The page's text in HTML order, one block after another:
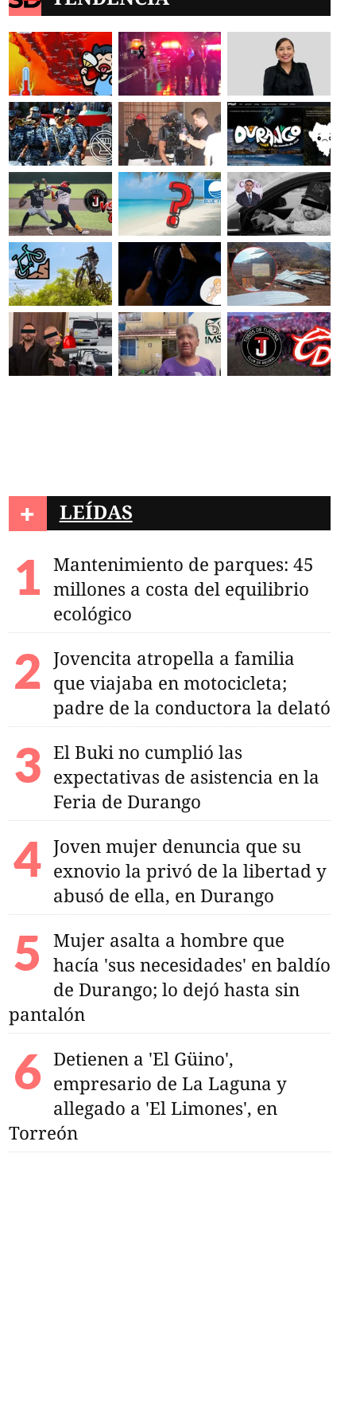
+ LEÍDAS
Mantenimiento de parques: 45
millones a costa del equilibrio
ecológico
Jovencita atropella a familia
que viajaba en motocicleta;
padre de la conductora la delató
El Buki no cumplió las
expectativas de asistencia en la
Feria de Durango
Joven mujer denuncia que su
exnovio la privó de la libertad y
abusó de ella, en Durango
Mujer asalta a hombre que
hacía 'sus necesidades' en baldío
de Durango; lo dejó hasta sin
pantalón
Detienen a 'El Güino',
empresario de La Laguna y
allegado a 'El Limones', en
Torreón